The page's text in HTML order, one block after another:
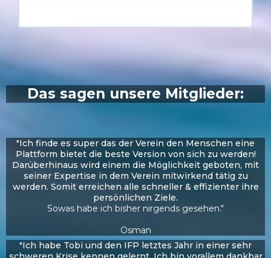
Das sagen unsere Mitglieder:
"Ich finde es super das der Verein den Menschen eine
Plattform bietet die beste Version von sich zu werden!
Darüberhinaus wird einem die Möglichkeit geboten, mit
seiner Expertise in dem Verein mitwirkend tätig zu
werden. Somit erreichen alle schneller & effizienter ihre
persönlichen Ziele.
Sowas habe ich bisher nirgends gesehen."
Osman
"Ich habe Tobi und den IFP letztes Jahr in einer sehr